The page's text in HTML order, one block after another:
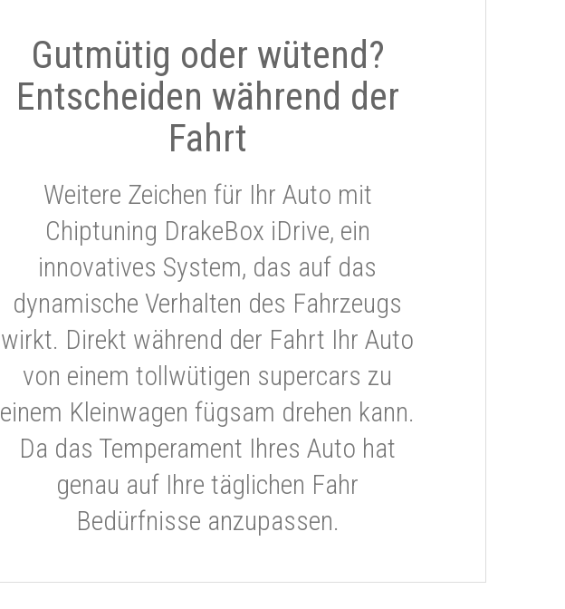
Gutmütig oder wütend?
Entscheiden während der
Fahrt
Weitere Zeichen für Ihr Auto mit
Chiptuning DrakeBox iDrive, ein
innovatives System, das auf das
dynamische Verhalten des Fahrzeugs
wirkt. Direkt während der Fahrt Ihr Auto
von einem tollwütigen supercars zu
einem Kleinwagen fügsam drehen kann.
Da das Temperament Ihres Auto hat
genau auf Ihre täglichen Fahr
Bedürfnisse anzupassen.